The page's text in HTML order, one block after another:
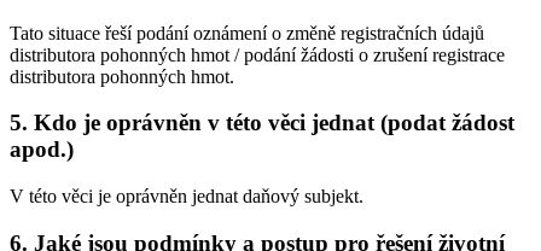
Tato situace řeší podání oznámení o změně registračních údajů
distributora pohonných hmot / podání žádosti o zrušení registrace
distributora pohonných hmot.
5. Kdo je oprávněn v této věci jednat (podat žádost
apod.)
V této věci je oprávněn jednat daňový subjekt.
6. Jaké jsou podmínky a postup pro řešení životní